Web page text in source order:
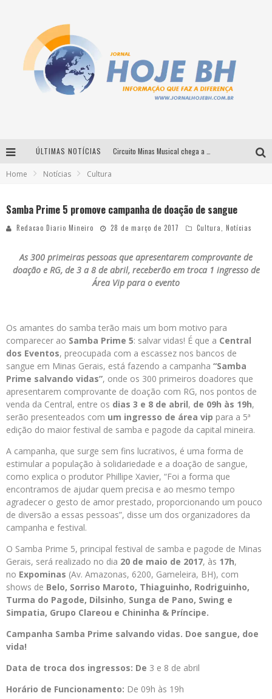
ÚLTIMAS NOTÍCIAS
Milton Guedes traz turnê “Milton Canta Lulu” a Belo Horizonte
Home Notícias Cultura
Samba Prime 5 promove campanha de doação de sangue
Redacao Diario Mineiro 28 de março de 2017 Cultura Notícias
As 300 primeiras pessoas que apresentarem comprovante de
doação e RG, de 3 a 8 de abril, receberão em troca 1 ingresso de
Área Vip para o evento
Os amantes do samba terão mais um bom motivo para
comparecer ao Samba Prime 5: salvar vidas! É que a Central
dos Eventos, preocupada com a escassez nos bancos de
sangue em Minas Gerais, está fazendo a campanha “Samba
Prime salvando vidas”, onde os 300 primeiros doadores que
apresentarem comprovante de doação com RG, nos pontos de
venda da Central, entre os dias 3 e 8 de abril, de 09h às 19h,
serão presenteados com um ingresso de área vip para a 5ª
edição do maior festival de samba e pagode da capital mineira.
A campanha, que surge sem fins lucrativos, é uma forma de
estimular a população à solidariedade e a doação de sangue,
como explica o produtor Phillipe Xavier, “Foi a forma que
encontramos de ajudar quem precisa e ao mesmo tempo
agradecer o gesto de amor prestado, proporcionando um pouco
de diversão a essas pessoas”, disse um dos organizadores da
campanha e festival.
O Samba Prime 5, principal festival de samba e pagode de Minas
Gerais, será realizado no dia 20 de maio de 2017, às 17h,
no Expominas (Av. Amazonas, 6200, Gameleira, BH), com
shows de Belo, Sorriso Maroto, Thiaguinho, Rodriguinho,
Turma do Pagode, Dilsinho, Sunga de Pano, Swing e
Simpatia, Grupo Clareou e Chininha & Príncipe.
Campanha Samba Prime salvando vidas. Doe sangue, doe
vida!
Data de troca dos ingressos: De 3 e 8 de abril
Horário de Funcionamento: De 09h às 19h